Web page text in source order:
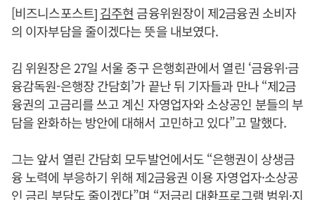
[비즈니스포스트]김주현 금융위원장이 제2금융권 소비자
의 이자부담을 줄이겠다는 뜻을 내보였다.
김 위원장은 27일 서울 중구 은행회관에서 열린 ‘금융위·금
융감독원-은행장 간담회’가 끝난 뒤 기자들과 만나 “제2금
융권의 고금리를 쓰고 계신 자영업자와 소상공인 분들의 부
담을 완화하는 방안에 대해서 고민하고 있다”고 말했다.
그는 앞서 열린 간담회 모두발언에서도 “은행권이 상생금
융 노력에 부응하기 위해 제2금융권 이용 자영업자·소상공
인 금리 부담도 줄이겠다”며 “저금리 대환프로그램 범위·지